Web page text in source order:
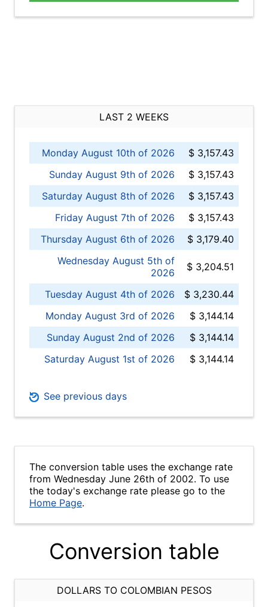
LAST 2 WEEKS
Monday August 10th of 2026
$ 3,157.43
Sunday August 9th of 2026
$ 3,157.43
Saturday August 8th of 2026
$ 3,157.43
Friday August 7th of 2026
$ 3,157.43
Thursday August 6th of 2026
$ 3,179.40
Wednesday August 5th of
2026
$ 3,204.51
Tuesday August 4th of 2026
$ 3,230.44
Monday August 3rd of 2026
$ 3,144.14
Sunday August 2nd of 2026
$ 3,144.14
Saturday August 1st of 2026
$ 3,144.14
See previous days
The conversion table uses the exchange rate
from Wednesday June 26th of 2002. To use
the today's exchange rate please go to the
Home Page.
Conversion table
DOLLARS TO COLOMBIAN PESOS